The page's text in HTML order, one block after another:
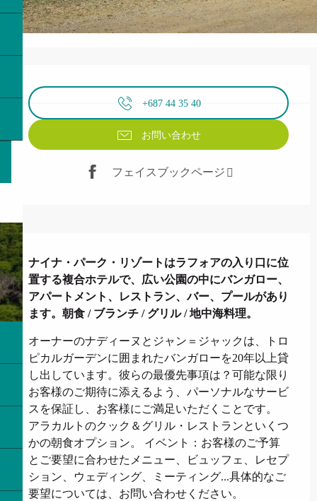
+687 44 35 40
お問い合わせ
フェイスブックページ
説明
ナイナ・パーク・リゾートはラフォアの入り口に位
置する複合ホテルで、広い公園の中にバンガロー、
アパートメント、レストラン、バー、プールがあり
ます。朝食 / ブランチ / グリル / 地中海料理。
オーナーのナディーヌとジャン＝ジャックは、トロ
ピカルガーデンに囲まれたバンガローを20年以上貸
し出しています。彼らの最優先事項は？可能な限り
お客様のご期待に添えるよう、パーソナルなサービ
スを保証し、お客様にご満足いただくことです。
アラカルトのクック＆グリル・レストランといくつ
かの朝食オプション。 イベント：お客様のご予算
とご要望に合わせたメニュー、ビュッフェ、レセプ
ション、ウェディング、ミーティング...具体的なご
要望については、お問い合わせください。